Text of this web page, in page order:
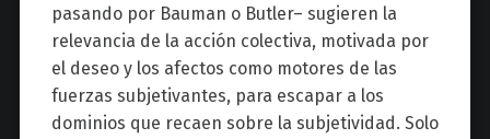
pasando por Bauman o Butler– sugieren la
relevancia de la acción colectiva, motivada por
el deseo y los afectos como motores de las
fuerzas subjetivantes, para escapar a los
dominios que recaen sobre la subjetividad. Solo